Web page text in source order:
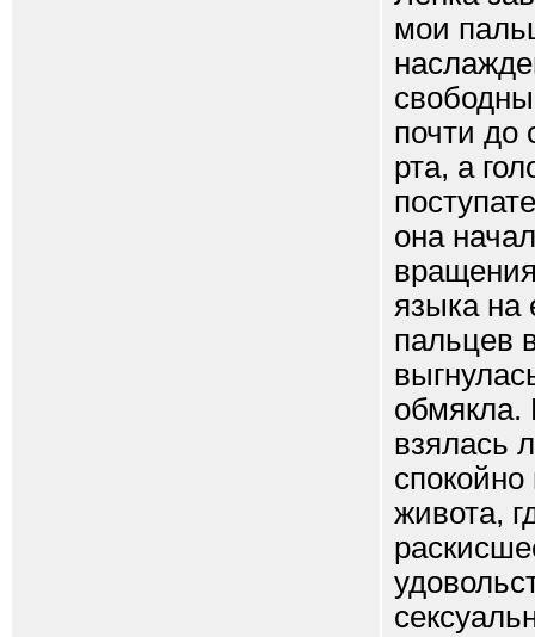
мои
почти до
рта, а
она
языка на
пальцев
обмякла.
взялась
живота,